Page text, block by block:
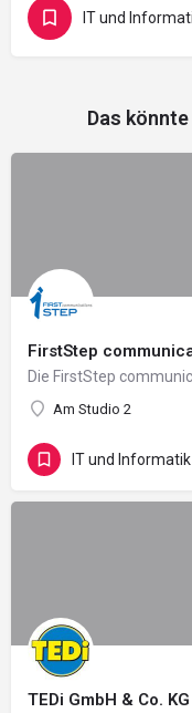
IT und
Das
FirstStep
Am Studio 2
IT und Informatik
TEDi GmbH & Co.